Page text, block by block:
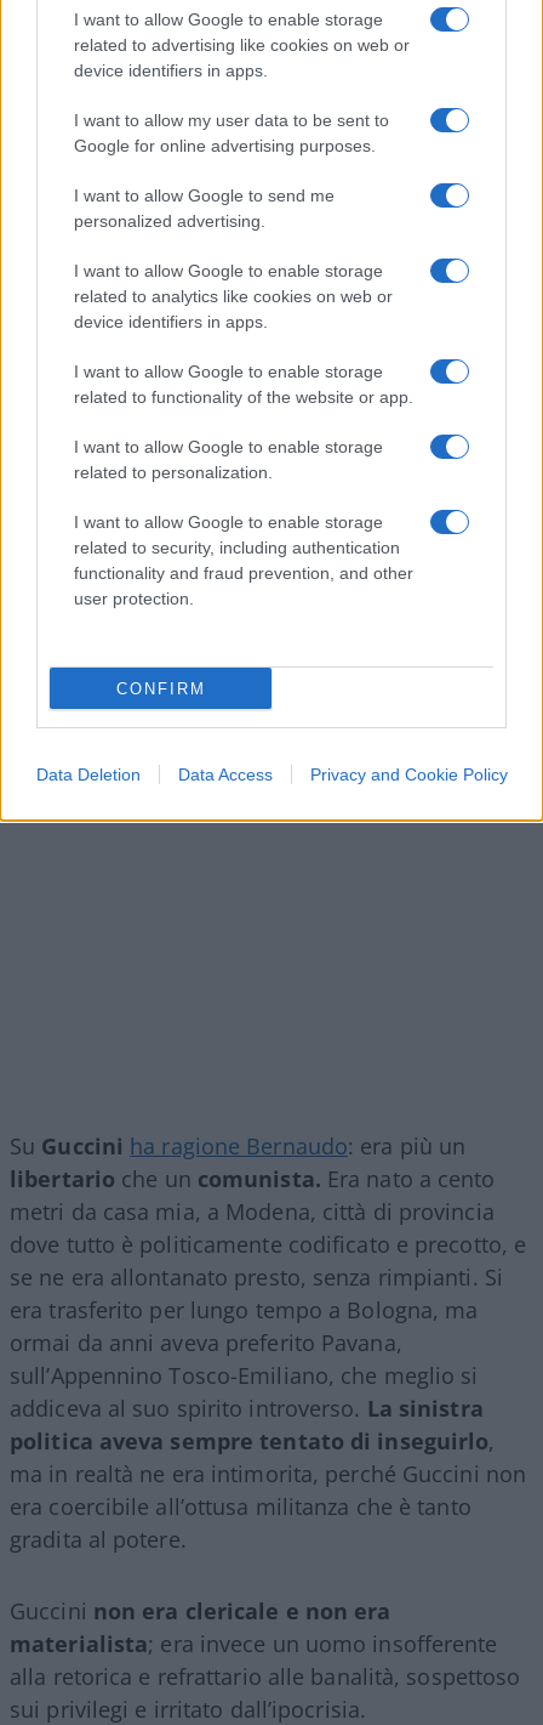
I want to allow Google to enable storage
related to advertising like cookies on web or
device identifiers in apps.
I want to allow my user data to be sent to
Google for online advertising purposes.
I want to allow Google to send me
personalized advertising.
I want to allow Google to enable storage
related to analytics like cookies on web or
device identifiers in apps.
I want to allow Google to enable storage
related to functionality of the website or app.
I want to allow Google to enable storage
related to personalization.
I want to allow Google to enable storage
related to security, including authentication
functionality and fraud prevention, and other
user protection.
CONFIRM
Data Deletion Data Access Privacy and Cookie Policy
Luigi Bisignani per Il Tempo, 8 agosto 2026
Caro Porro, la sinistra lo
voleva. Ma Guccini era un
battitore libero
Il cantautore non era coercibile all'ottusa
La Posta
Su Guccini ha ragione Bernaudo: era più un
libertario che un comunista. Era nato a cento
metri da casa mia, a Modena, città di provincia
dove tutto è politicamente codificato e precotto, e
se ne era allontanato presto, senza rimpianti. Si
era trasferito per lungo tempo a Bologna, ma
ormai da anni aveva preferito Pavana,
sull’Appennino Tosco-Emiliano, che meglio si
addiceva al suo spirito introverso. La sinistra
politica aveva sempre tentato di inseguirlo,
ma in realtà ne era intimorita, perché Guccini non
era coercibile all’ottusa militanza che è tanto
gradita al potere.
Guccini non era clericale e non era
materialista; era invece un uomo insofferente
alla retorica e refrattario alle banalità, sospettoso
sui privilegi e irritato dall’ipocrisia.